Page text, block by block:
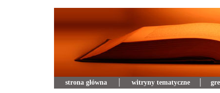
strona główna witryny tematyczne